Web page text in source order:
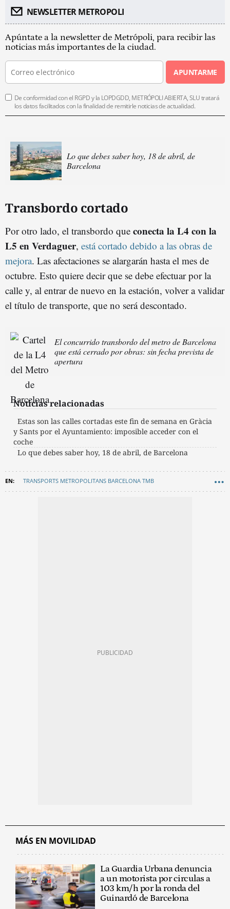
NEWSLETTER METROPOLI
Apúntate a la newsletter de Metrópoli, para recibir las
noticias más importantes de la ciudad.
APUNTARME
De conformidad con el RGPD y la LOPDGDD, METRÓPOLI ABIERTA, SLU tratará
los datos facilitados con la finalidad de remitirle noticias de actualidad.
Lo que debes saber hoy, 18 de abril, de
Barcelona
Transbordo cortado
Por otro lado, el transbordo que conecta la L4 con la
L5 en Verdaguer, está cortado debido a las obras de
mejora. Las afectaciones se alargarán hasta el mes de
octubre. Esto quiere decir que se debe efectuar por la
calle y, al entrar de nuevo en la estación, volver a validar
el título de transporte, que no será descontado.
El concurrido transbordo del metro de Barcelona
que está cerrado por obras: sin fecha prevista de
apertura
Noticias relacionadas
Estas son las calles cortadas este fin de semana en Gràcia
y Sants por el Ayuntamiento: imposible acceder con el
coche
Lo que debes saber hoy, 18 de abril, de Barcelona
TRANSPORTS METROPOLITANS BARCELONA TMB
MÁS EN MOVILIDAD
La Guardia Urbana denuncia
a un motorista por circulas a
103 km/h por la ronda del
Guinardó de Barcelona